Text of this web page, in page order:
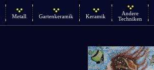
Metall Gartenkeramik Keramik
Andere
Techniken